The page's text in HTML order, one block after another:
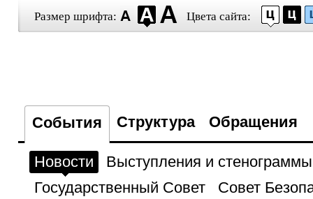
Размер шрифта: Цвета сайта:
События Структура Обращения
Новости
Выступления и стенограммы
Государственный Совет
Совет